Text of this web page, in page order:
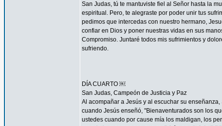
San Judas, tú te mantuviste fiel al Señor hasta la
espiritual. Pero, te alegraste por poder unir tus
pedimos que intercedas con nuestro hermano,
confiar en Dios y poner nuestras vidas en sus
Compromiso. Juntaré todos mis sufrimientos y
sufriendo.
DÍA CUARTO ￼
San Judas, Campeón de Justicia y Paz
Al acompañar a Jesús y al escuchar su
cuando Jesús enseñó, "Bienaventurados son los
ustedes cuando por cause mía los maldigan, los